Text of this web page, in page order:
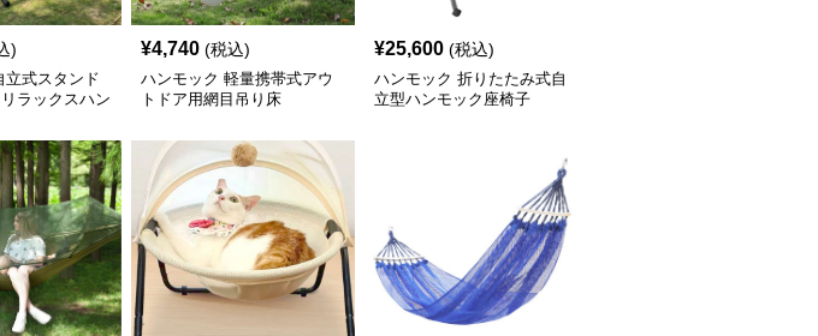
)
立式スタンド
ラックスハン
¥4,740 (税込)
ハンモック 軽量携帯式アウ
トドア用網目吊り床
¥25,600 (税込)
ハンモック 折りたたみ式自
立型ハンモック座椅子